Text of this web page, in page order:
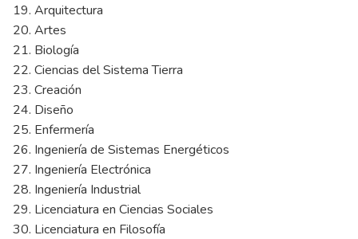
19. Arquitectura
20. Artes
21. Biología
22. Ciencias del Sistema Tierra
23. Creación
24. Diseño
25. Enfermería
26. Ingeniería de Sistemas Energéticos
27. Ingeniería Electrónica
28. Ingeniería Industrial
29. Licenciatura en Ciencias Sociales
30. Licenciatura en Filosofía